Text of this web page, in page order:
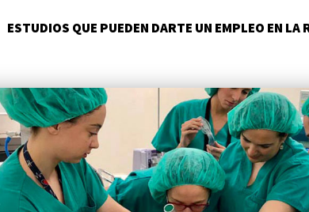
ESTUDIOS QUE PUEDEN DARTE UN EMPLEO EN LA